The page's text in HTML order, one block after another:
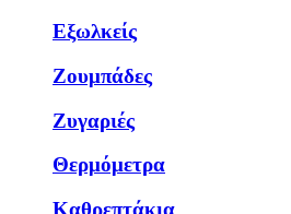
Εξωλκείς
Ζουμπάδες
Ζυγαριές
Θερμόμετρα
Καθρεπτάκια